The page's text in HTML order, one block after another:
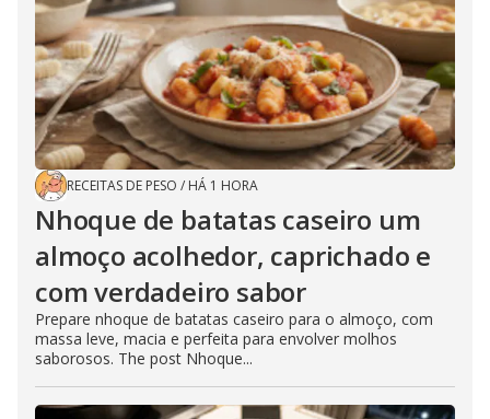
RECEITAS DE PESO / HÁ 1 HORA
Nhoque de batatas caseiro um
almoço acolhedor, caprichado e
com verdadeiro sabor
Prepare nhoque de batatas caseiro para o almoço, com
massa leve, macia e perfeita para envolver molhos
saborosos. The post Nhoque...